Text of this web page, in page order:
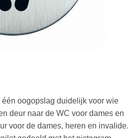
oogopslag duidelijk voor wie
deur naar de WC voor dames en
voor de dames, heren en invalide.